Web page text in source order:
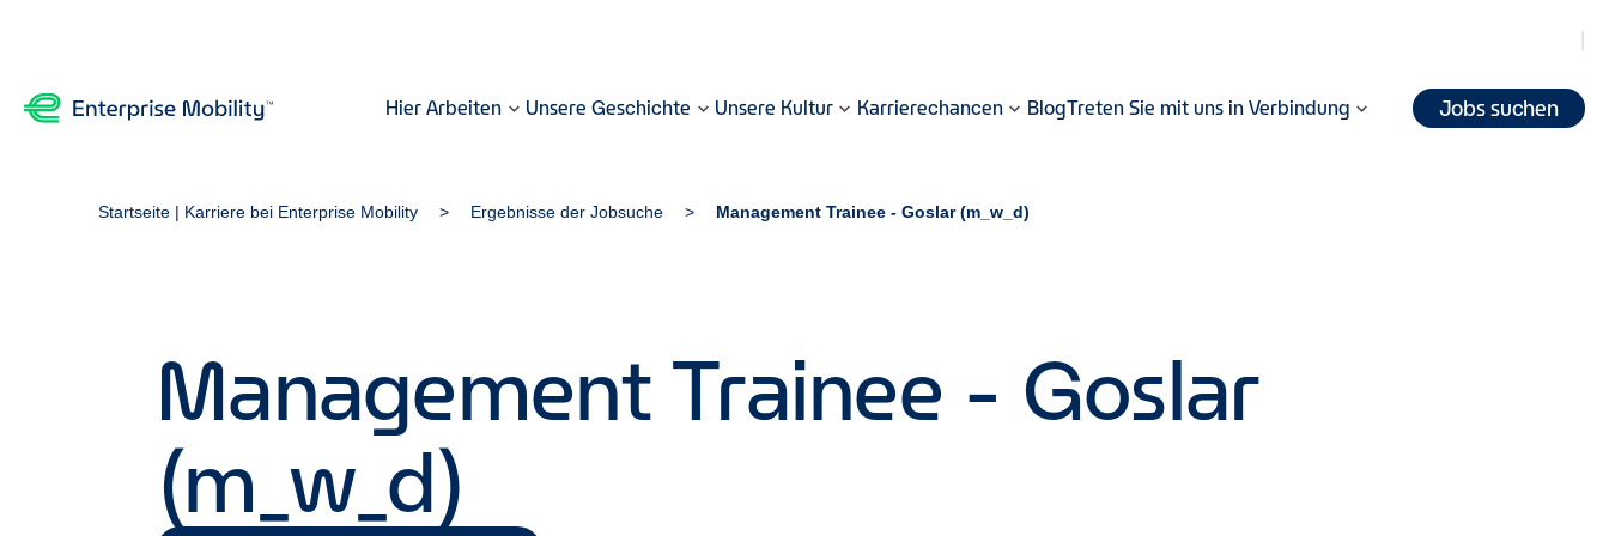
Hier Arbeiten Unsere Geschichte Unsere Kultur Karrierechancen BlogTreten Sie mit uns in Verbindung Jobs suchen
Startseite | Karriere bei Enterprise Mobility Ergebnisse der Jobsuche Management Trainee - Goslar (m_w_d)
Management Trainee - Goslar
(m_w_d)